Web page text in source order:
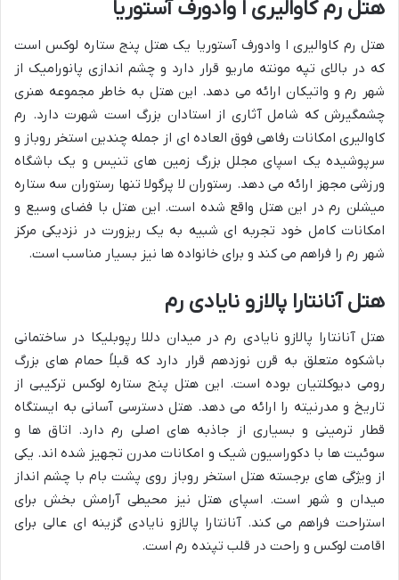
هتل رم کاوالیری ا وادورف آستوریا
هتل رم کاوالیری ا وادورف آستوریا یک هتل پنج ستاره لوکس است
که در بالای تپه مونته ماریو قرار دارد و چشم اندازی پانورامیک از
شهر رم و واتیکان ارائه می دهد. این هتل به خاطر مجموعه هنری
چشمگیرش که شامل آثاری از استادان بزرگ است شهرت دارد. رم
کاوالیری امکانات رفاهی فوق العاده ای از جمله چندین استخر روباز و
سرپوشیده یک اسپای مجلل بزرگ زمین های تنیس و یک باشگاه
ورزشی مجهز ارائه می دهد. رستوران لا پرگولا تنها رستوران سه ستاره
میشلن رم در این هتل واقع شده است. این هتل با فضای وسیع و
امکانات کامل خود تجربه ای شبیه به یک ریزورت در نزدیکی مرکز
شهر رم را فراهم می کند و برای خانواده ها نیز بسیار مناسب است.
هتل آنانتارا پالازو نایادی رم
هتل آنانتارا پالازو نایادی رم در میدان دللا رپوبلیکا در ساختمانی
باشکوه متعلق به قرن نوزدهم قرار دارد که قبلاً حمام های بزرگ
رومی دیوکلتیان بوده است. این هتل پنج ستاره لوکس ترکیبی از
تاریخ و مدرنیته را ارائه می دهد. هتل دسترسی آسانی به ایستگاه
قطار ترمینی و بسیاری از جاذبه های اصلی رم دارد. اتاق ها و
سوئیت ها با دکوراسیون شیک و امکانات مدرن تجهیز شده اند. یکی
از ویژگی های برجسته هتل استخر روباز روی پشت بام با چشم انداز
میدان و شهر است. اسپای هتل نیز محیطی آرامش بخش برای
استراحت فراهم می کند. آنانتارا پالازو نایادی گزینه ای عالی برای
اقامت لوکس و راحت در قلب تپنده رم است.